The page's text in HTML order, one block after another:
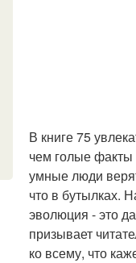
В книге 75
чем голые факты
умные люди
что в бутылках.
эволюция - это
призывает
ко всему, что